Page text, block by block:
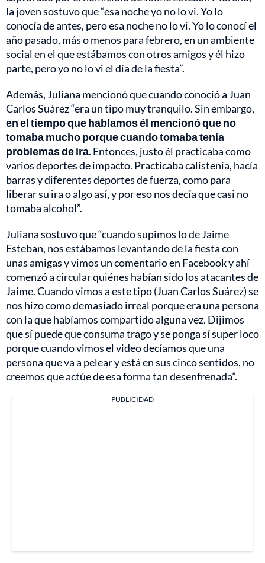
la joven sostuvo que “esa noche yo no lo vi. Yo lo
conocía de antes, pero esa noche no lo vi. Yo lo conocí el
año pasado, más o menos para febrero, en un ambiente
social en el que estábamos con otros amigos y él hizo
parte, pero yo no lo vi el día de la fiesta”.
Además, Juliana mencionó que cuando conoció a Juan
Carlos Suárez “era un tipo muy tranquilo. Sin embargo,
en el tiempo que hablamos él mencionó que no
tomaba mucho porque cuando tomaba tenía
problemas de ira. Entonces, justo él practicaba como
varios deportes de impacto. Practicaba calistenia, hacía
barras y diferentes deportes de fuerza, como para
liberar su ira o algo así, y por eso nos decía que casi no
tomaba alcohol”.
Juliana sostuvo que “cuando supimos lo de Jaime
Esteban, nos estábamos levantando de la fiesta con
unas amigas y vimos un comentario en Facebook y ahí
comenzó a circular quiénes habían sido los atacantes de
Jaime. Cuando vimos a este tipo (Juan Carlos Suárez) se
nos hizo como demasiado irreal porque era una persona
con la que habíamos compartido alguna vez. Dijimos
que sí puede que consuma trago y se ponga sí super loco
porque cuando vimos el video decíamos que una
persona que va a pelear y está en sus cinco sentidos, no
creemos que actúe de esa forma tan desenfrenada”.
PUBLICIDAD